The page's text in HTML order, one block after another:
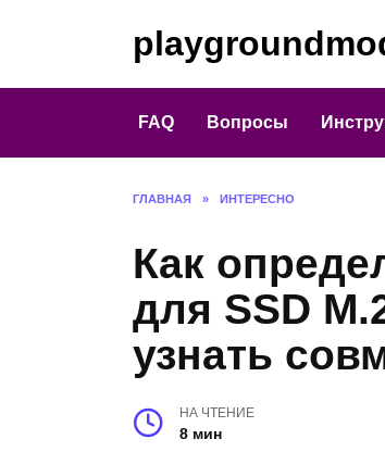
FAQ Вопросы
ГЛАВНАЯ » ИНТЕРЕСНО
Как
для SSD
узнать
НА ЧТЕНИЕ
8 мин